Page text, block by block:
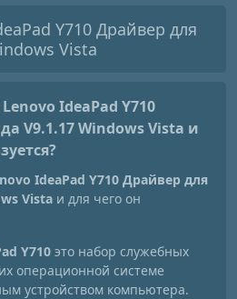
Y710 Драйвер для
Vista
IdeaPad Y710
V9.1.17 Windows Vista и
IdeaPad Y710 Драйвер для
Vista и для чего он
Y710 это набор служебных
операционной системе
устройством компьютера.